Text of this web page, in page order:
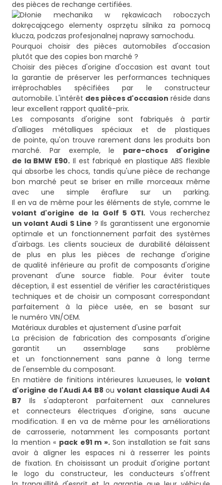
Pourquoi choisir des pièces automobiles d'occasion
plutôt que des copies bon marché ?
Choisir des pièces d'origine d'occasion est avant tout
la garantie de préserver les performances techniques
irréprochables spécifiées par le constructeur
automobile. L'intérêt des pièces d'occasion réside dans
leur excellent rapport qualité-prix.
Les composants d'origine sont fabriqués à partir
d'alliages métalliques spéciaux et de plastiques
de pointe, qu'on trouve rarement dans les produits bon
marché. Par exemple, le pare-chocs d'origine
de la BMW E90. Il est fabriqué en plastique ABS flexible
qui absorbe les chocs, tandis qu'une pièce de rechange
bon marché peut se briser en mille morceaux même
avec une simple éraflure sur un parking.
Il en va de même pour les éléments de style, comme le
volant d'origine de la Golf 5 GTI. Vous recherchez
un volant Audi S Line ? Ils garantissent une ergonomie
optimale et un fonctionnement parfait des systèmes
d'airbags. Les clients soucieux de durabilité délaissent
de plus en plus les pièces de rechange d'origine
de qualité inférieure au profit de composants d'origine
provenant d'une source fiable. Pour éviter toute
déception, il est essentiel de vérifier les caractéristiques
techniques et de choisir un composant correspondant
parfaitement à la pièce usée, en se basant sur
le numéro VIN/OEM.
Matériaux durables et ajustement d'usine parfait
La précision de fabrication des composants d'origine
garantit un assemblage sans problème
et un fonctionnement sans panne à long terme
de l'ensemble du composant.
En matière de finitions intérieures luxueuses, le volant
d'origine de l'Audi A4 B8 ouvolant classique Audi A4
B7 Ils s'adapteront parfaitement aux cannelures
et connecteurs électriques d'origine, sans aucune
modification. Il en va de même pour les améliorations
de carrosserie, notamment les composants portant
la mention « pack e91 m ».Son installation se fait sans
avoir à aligner les espaces ni à resserrer les points
de fixation. En choisissant un produit d'origine portant
le logo du constructeur, les conducteurs s'offrent